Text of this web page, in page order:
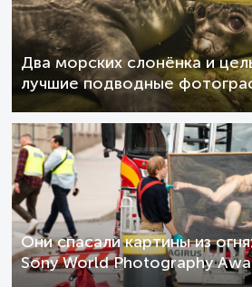
Два морских слонёнка и
лучшие подводные
Они спасали картины из
Sony World Photography